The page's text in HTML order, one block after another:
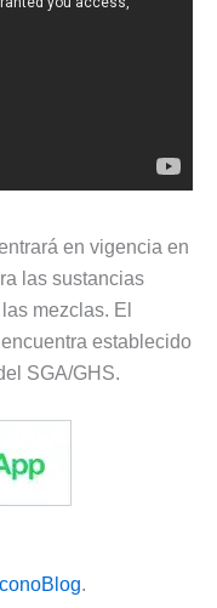
en vigencia en
las sustancias
mezclas. El
establecido
SGA/GHS.
.